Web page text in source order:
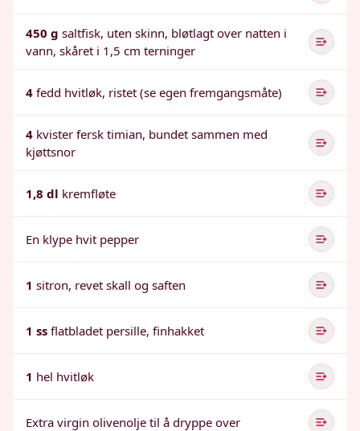
450 g saltfisk, uten skinn, bløtlagt over natten i
vann, skåret i 1,5 cm terninger
4 fedd hvitløk, ristet (se egen fremgangsmåte)
4 kvister fersk timian, bundet sammen med
kjøttsnor
1,8 dl kremfløte
En klype hvit pepper
1 sitron, revet skall og saften
1 ss flatbladet persille, finhakket
1 hel hvitløk
Extra virgin olivenolje til å dryppe over